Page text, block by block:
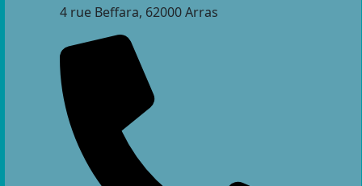
4 rue Beffara, 62000 Arras